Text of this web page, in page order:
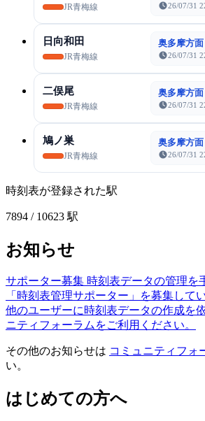
JR青梅線 26/07/31
日向和田
JR青梅線
奥多摩方面
26/07/31
二俣尾
JR青梅線
奥多摩方面
26/07/31
鳩ノ巣
JR青梅線
奥多摩方面
26/07/31
時刻表が登録された駅
7894 / 10623 駅
お知らせ
サポーター募集 時刻表データの管理を
「時刻表管理サポーター」を募集して
他のユーザーに時刻表データの作成を
ニティフォーラムをご利用ください。
その他のお知らせは コミュニティフォ
い。
はじめての方へ